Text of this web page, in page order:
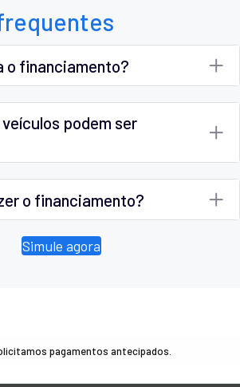
o financiamento?
podem ser
o financiamento?
Simule agora
pagamentos antecipados.